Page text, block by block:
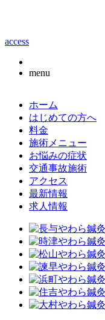
access
menu
ホーム
はじめての方へ
料金
施術メニュー
お悩みの症状
交通事故施術
アクセス
最新情報
求人情報